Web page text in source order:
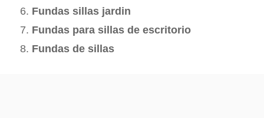
Fundas sillas jardin
Fundas para sillas de escritorio
Fundas de sillas